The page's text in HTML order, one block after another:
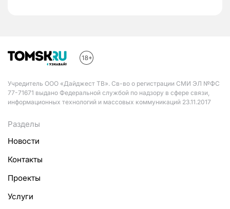
Учредитель ООО «Дайджест ТВ». Св-во о регистрации СМИ ЭЛ №ФС
77-71671 выдано Федеральной службой по надзору в сфере связи,
информационных технологий и массовых коммуникаций 23.11.2017
Разделы
Новости
Контакты
Проекты
Услуги